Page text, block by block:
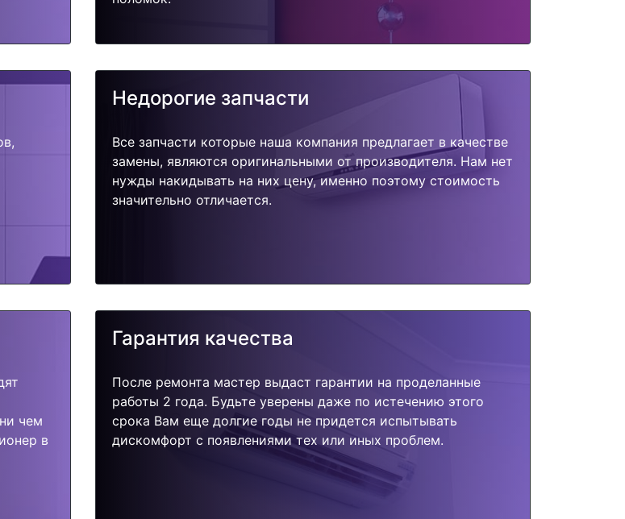
Недорогие запчасти
Все запчасти которые наша компания предлагает в качестве
замены, являются оригинальными от производителя. Нам нет
нужды накидывать на них цену, именно поэтому стоимость
значительно отличается.
чем
в
Гарантия качества
После ремонта мастер выдаст гарантии на проделанные
работы 2 года. Будьте уверены даже по истечению этого
срока Вам еще долгие годы не придется испытывать
дискомфорт с появлениями тех или иных проблем.